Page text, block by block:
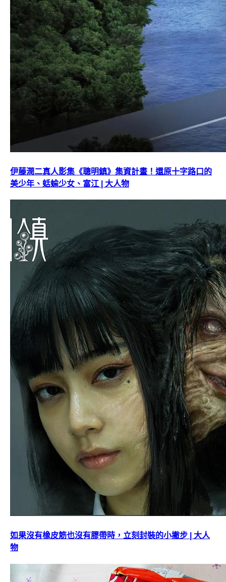
伊藤潤二真人影集《聰明鎮》集資計畫！還原十字路口的
美少年、蛞蝓少女、富江 | 大人物
如果沒有橡皮筋也沒有膠帶時，立刻封裝的小撇步 | 大人
物